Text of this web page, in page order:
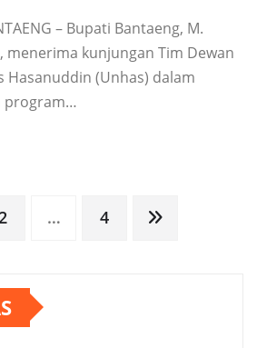
– Bupati Bantaeng, M.
menerima kunjungan Tim Dewan
Hasanuddin (Unhas) dalam
program…
… 4